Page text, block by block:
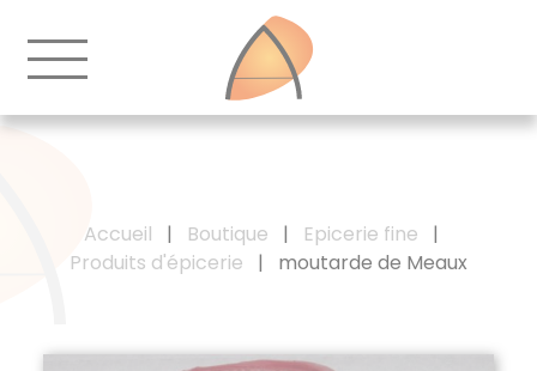
Accueil | Boutique | Epicerie fine
|
Produits d'épicerie
| moutarde de Meaux